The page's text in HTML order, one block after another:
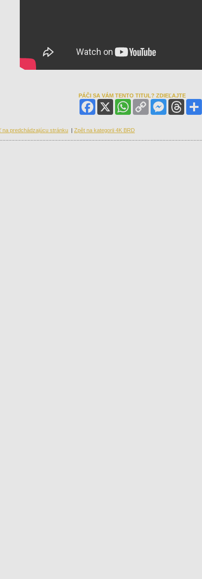
PÁČI SA VÁM TENTO TITUL? ZDIEĽAJTE
Facebook
WhatsAppCopy
Link
MessengerThreads
na predchádzajúcu stránku | Zpět na kategorii 4K BRD